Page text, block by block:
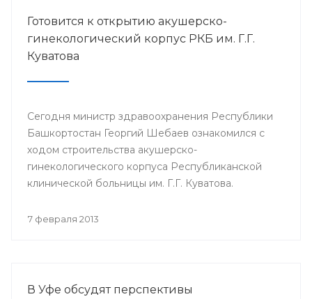
Готовится к открытию акушерско-
гинекологический корпус РКБ им. Г.Г.
Куватова
Сегодня министр здравоохранения Республики
Башкортостан Георгий Шебаев ознакомился с
ходом строительства акушерско-
гинекологического корпуса Республиканской
клинической больницы им. Г.Г. Куватова.
7 февраля 2013
В Уфе обсудят перспективы